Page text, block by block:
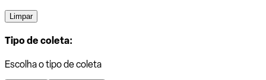
Limpar
Tipo de coleta:
Escolha o tipo de coleta